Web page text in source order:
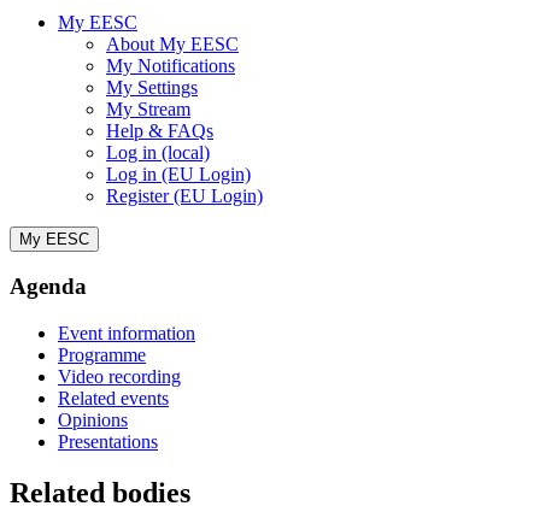
My EESC
About My EESC
My Notifications
My Settings
My Stream
Help & FAQs
Log in (local)
Log in (EU Login)
Register (EU Login)
My EESC
Agenda
Event information
Programme
Video recording
Related events
Opinions
Presentations
Related bodies